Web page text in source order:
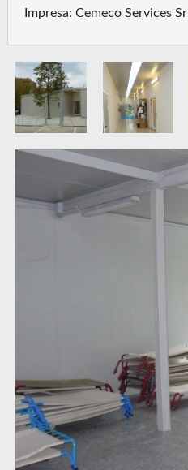
Impresa: Cemeco Services Srl